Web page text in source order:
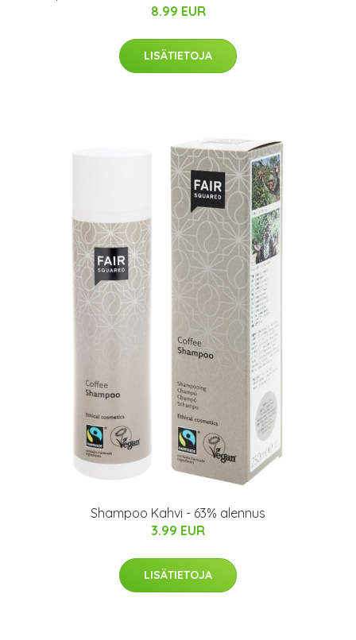
8.99 EUR
LISÄTIETOJA
Shampoo Kahvi - 63% alennus
3.99 EUR
LISÄTIETOJA